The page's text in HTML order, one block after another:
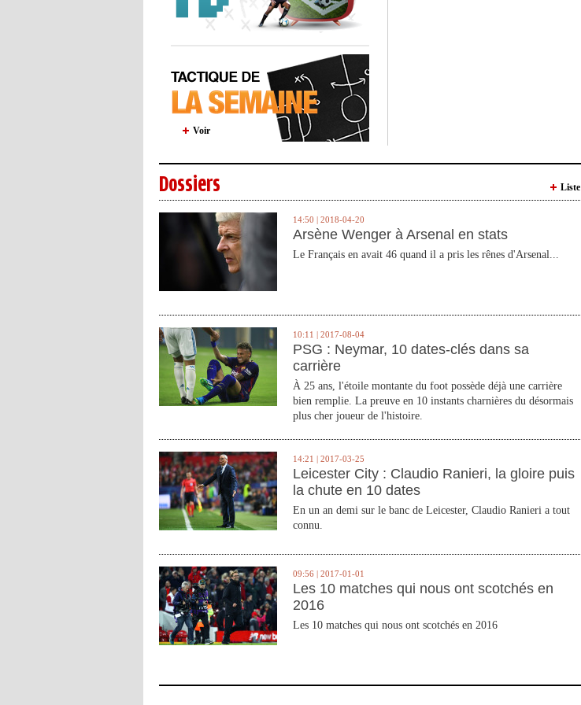
Voir
Dossiers Liste
14:50 | 2018-04-20
Arsène Wenger à Arsenal en stats
Le Français en avait 46 quand il a pris les rênes d'Arsenal...
10:11 | 2017-08-04
PSG : Neymar, 10 dates-clés dans sa
carrière
À 25 ans, l'étoile montante du foot possède déjà une carrière
bien remplie. La preuve en 10 instants charnières du désormais
plus cher joueur de l'histoire.
14:21 | 2017-03-25
Leicester City : Claudio Ranieri, la gloire puis
la chute en 10 dates
En un an demi sur le banc de Leicester, Claudio Ranieri a tout
connu.
09:56 | 2017-01-01
Les 10 matches qui nous ont scotchés en
2016
Les 10 matches qui nous ont scotchés en 2016